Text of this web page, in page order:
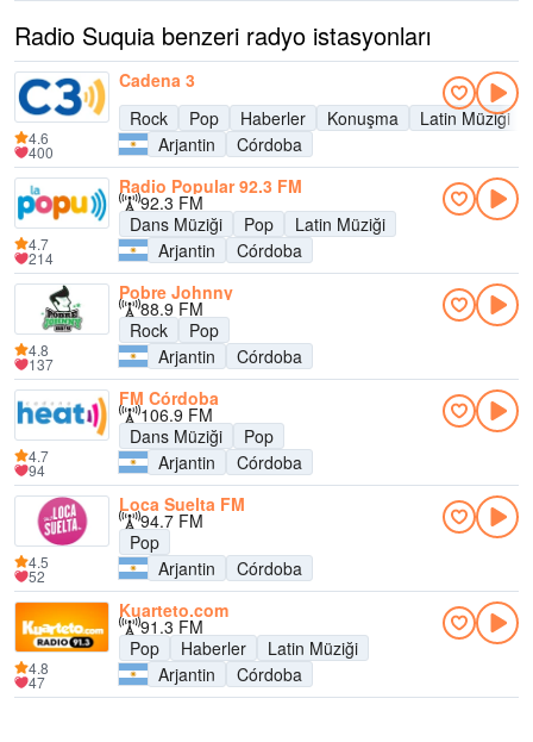
Radio Suquia benzeri radyo istasyonları
Cadena 3
Rock
Pop Haberler Konuşma Latin Müziği
Arjantin
Córdoba
4.6
400
Radio Popular 92.3 FM
92.3 FM
Dans Müziği
Pop
Latin Müziği
Arjantin
Córdoba
4.7
214
Pobre Johnny
88.9 FM
Rock
Pop
Arjantin
Córdoba
4.8
137
FM Córdoba
106.9 FM
Dans Müziği
Pop
Arjantin
Córdoba
4.7
94
Loca Suelta FM
94.7 FM
Pop
Arjantin
Córdoba
4.5
52
Kuarteto.com
91.3 FM
Pop
Haberler
Latin Müziği
Arjantin
Córdoba
4.8
47